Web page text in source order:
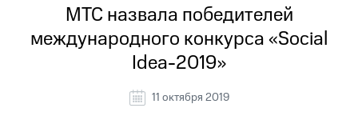
История
компании
Руководство
Пресс-
релизы
о технологиях
МТС назвала победителей
международного конкурса «Social
Idea-2019»
11 октября 2019